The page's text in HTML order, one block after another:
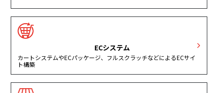
ECシステム
カートシステムやECパッケージ、フルスクラッチなどによるECサイ
ト構築